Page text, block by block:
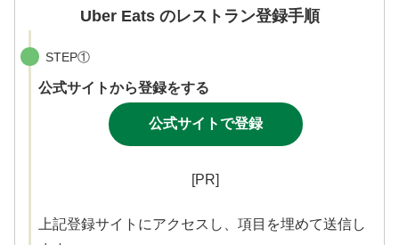
Uber Eats のレストラン登録手順
STEP①
公式サイトから登録をする
公式サイトで登録
[PR]
上記登録サイトにアクセスし、項目を埋めて送信し